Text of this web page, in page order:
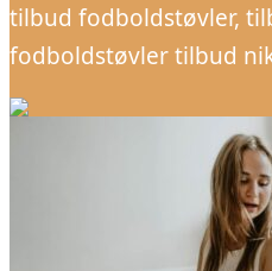
tilbud fodboldstøvler,
fodboldstøvler tilbud